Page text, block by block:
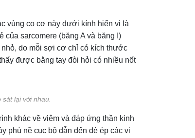
vùng co cơ này dưới kính hiển vi là
của sarcomere (băng A và băng I)
do mỗi sợi cơ chỉ có kích thước
được bằng tay đòi hỏi có nhiều nốt
lại với nhau.
khác về viêm và đáp ứng thần kinh
phù nề cục bộ dẫn đến đè ép các vi